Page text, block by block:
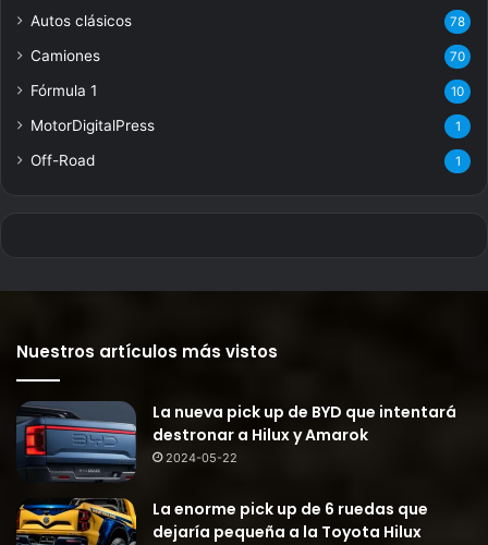
Autos clásicos 78
Camiones 70
Fórmula 1 10
MotorDigitalPress 1
Off-Road 1
Nuestros artículos más vistos
La nueva pick up de BYD que intentará
destronar a Hilux y Amarok
2024-05-22
La enorme pick up de 6 ruedas que
dejaría pequeña a la Toyota Hilux